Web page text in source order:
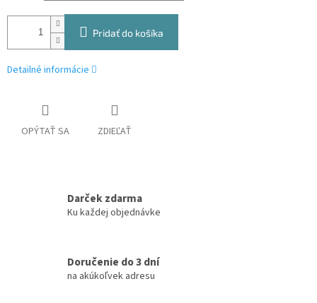
Pridať do košíka
Detailné informácie
OPÝTAŤ SA ZDIEĽAŤ
Darček zdarma
Ku každej objednávke
Doručenie do 3 dní
na akúkoľvek adresu